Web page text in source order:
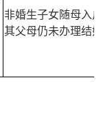
非婚生子女随母入
其父母仍未办理结